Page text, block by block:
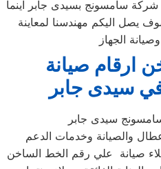
شركة سامسونج بسيدى جابر اينما
يصل اليكم مهندسنا لمعاينة
ارقام صيانة
سيدى جابر
سيدى جابر
والصيانة وخدمات الدعم
صيانة علي رقم الخط الساخن